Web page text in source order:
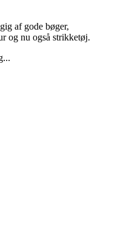
af gode bøger,
og nu også strikketøj.